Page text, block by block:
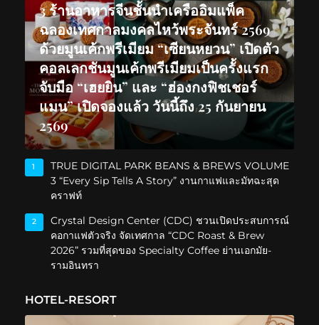
3 ร้านอาหารจีนชั้นนำเครืออิมแพ็ค
ฉลองเทศกาลมงคลไหว้พระจันทร์ 2569
ด้วยมูนเค้กพรีเมียม “เซียนหยวน” เปิดตัว
คอลเลกชันมูนเค้กพรีเมียมเป็นครั้งแรก
จับมือ “เฮยยิน” และ “ฮ่องกงฟิชเชอร์
แมน” เปิดจองแล้ว วันนี้ถึง 25 กันยายน
2569
1
TRUE DIGITAL PARK BEANS & BREWS VOLUME
3 “Every Sip Tells A Story” งานกาแฟและมัทฉะสุด
คราฟท์
2
Crystal Design Center (CDC) ชวนเปิดประสบการณ์
คอกาแฟตัวจริง จัดเทศกาล “CDC Roast & Brew
2026” รวมที่สุดของ Specialty Coffee ย่านเอกมัย-
รามอินทรา
HOTEL-RESORT